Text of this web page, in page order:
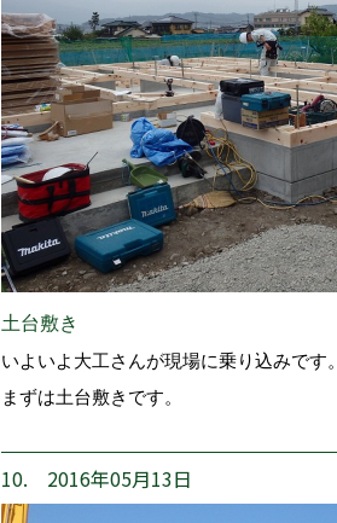
土台敷き
いよいよ大工さんが現場に乗り込みです。
まずは土台敷きです。
10. 2016年05月13日